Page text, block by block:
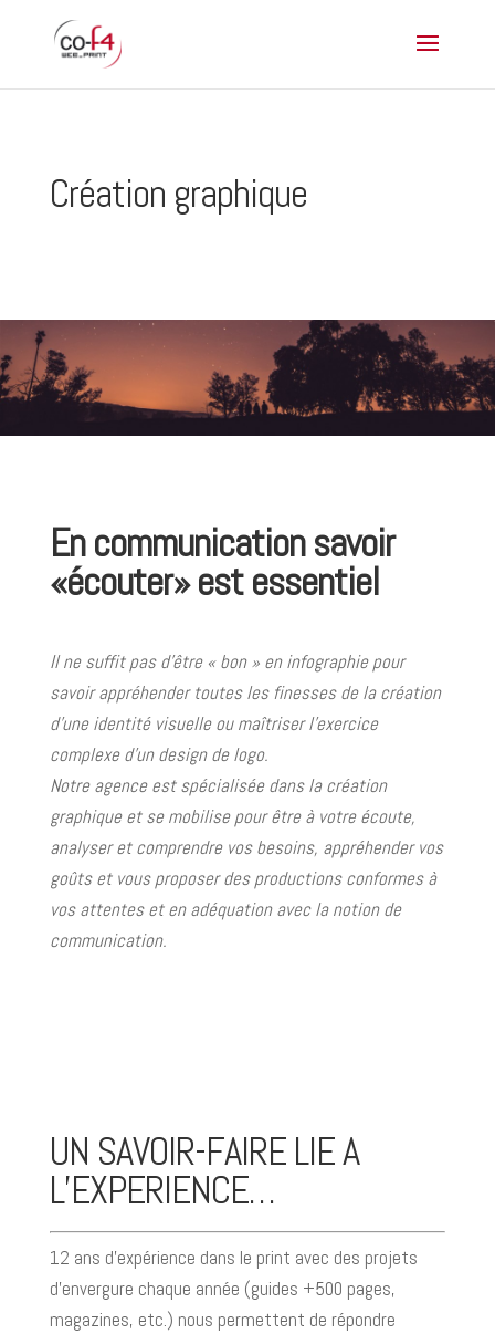
Création graphique
En communication savoir
«écouter» est essentiel
Il ne suffit pas d’être « bon » en infographie pour
savoir appréhender toutes les finesses de la création
d’une identité visuelle ou maîtriser l’exercice
complexe d’un design de logo.
Notre agence est spécialisée dans la création
graphique et se mobilise pour être à votre écoute,
analyser et comprendre vos besoins, appréhender vos
goûts et vous proposer des productions conformes à
vos attentes et en adéquation avec la notion de
communication.
UN SAVOIR-FAIRE LIE A
L’EXPERIENCE…
12 ans d’expérience dans le print avec des projets
d’envergure chaque année (guides +500 pages,
magazines, etc.) nous permettent de répondre